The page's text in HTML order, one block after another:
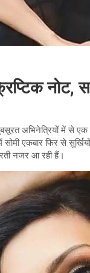
अभिनेत्रियों में से एक
एकबार फिर से
नजर आ रही हैं।